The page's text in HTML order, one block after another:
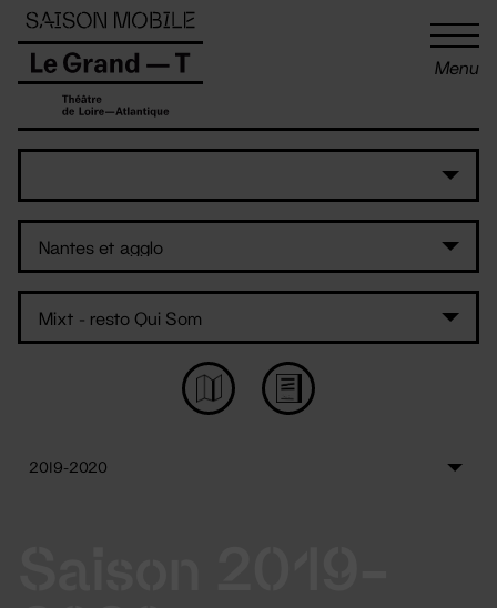
Menu
Panneau de gestion des cookies